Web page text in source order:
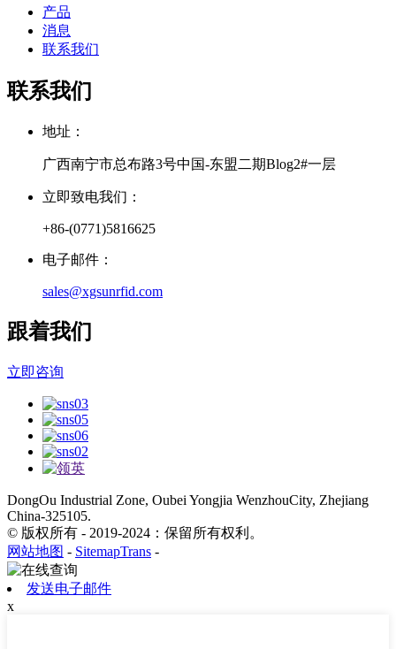
产品
消息
联系我们
联系我们
地址：
广西南宁市总布路3号中国-东盟二期Blog2#一层
立即致电我们：
+86-(0771)5816625
电子邮件：
sales@xgsunrfid.com
跟着我们
立即咨询
DongOu Industrial Zone, Oubei Yongjia WenzhouCity, Zhejiang
China-325105.
© 版权所有 - 2019-2024：保留所有权利。
网站地图 - SitemapTrans -
发送电子邮件
x